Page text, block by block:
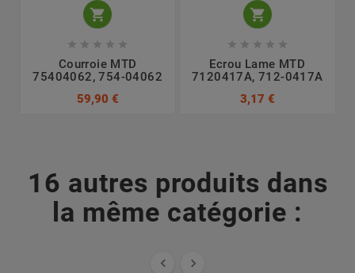

    
Courroie MTD
75404062, 754-04062
59,90 €

    
Ecrou Lame MTD
7120417A, 712-0417A
3,17 €
16 autres produits dans
la même catégorie :
 